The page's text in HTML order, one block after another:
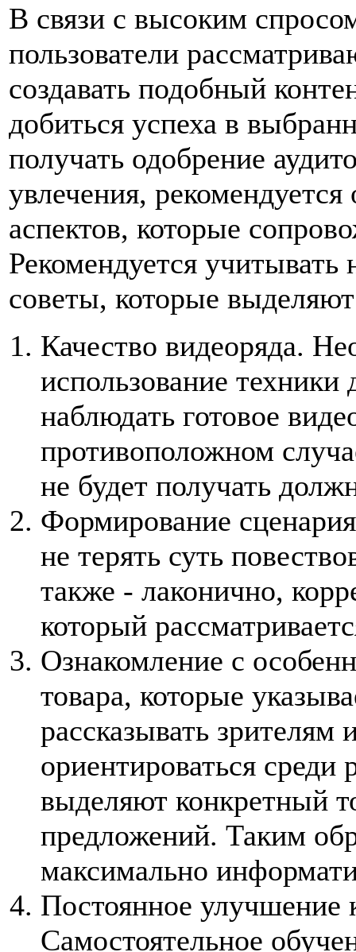
В связи с высоким
пользователи
создавать подобный
добиться успеха в
получать одобрение
увлечения,
аспектов, которые
Рекомендуется
советы, которые
Качество видеоряда.
использование техники
наблюдать готовое
противоположном
не будет получать
Формирование
не терять суть
также - лаконично,
который
Ознакомление с
товара, которые
рассказывать
ориентироваться среди
выделяют конкретный
предложений. Таким
максимально
Постоянное улучшение
Самостоятельное